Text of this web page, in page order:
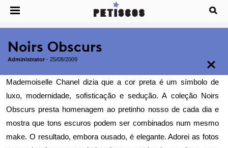
Noirs Obscurs
Administrator - 25/08/2009
Mademoiselle Chanel dizia que a cor preta é um símbolo de
luxo, modernidade, sofisticação e sedução. A coleção Noirs
Obscurs presta homenagem ao pretinho nosso de cada dia e
mostra que tons escuros podem ser combinados num mesmo
make. O resultado, embora ousado, é elegante. Adorei as fotos